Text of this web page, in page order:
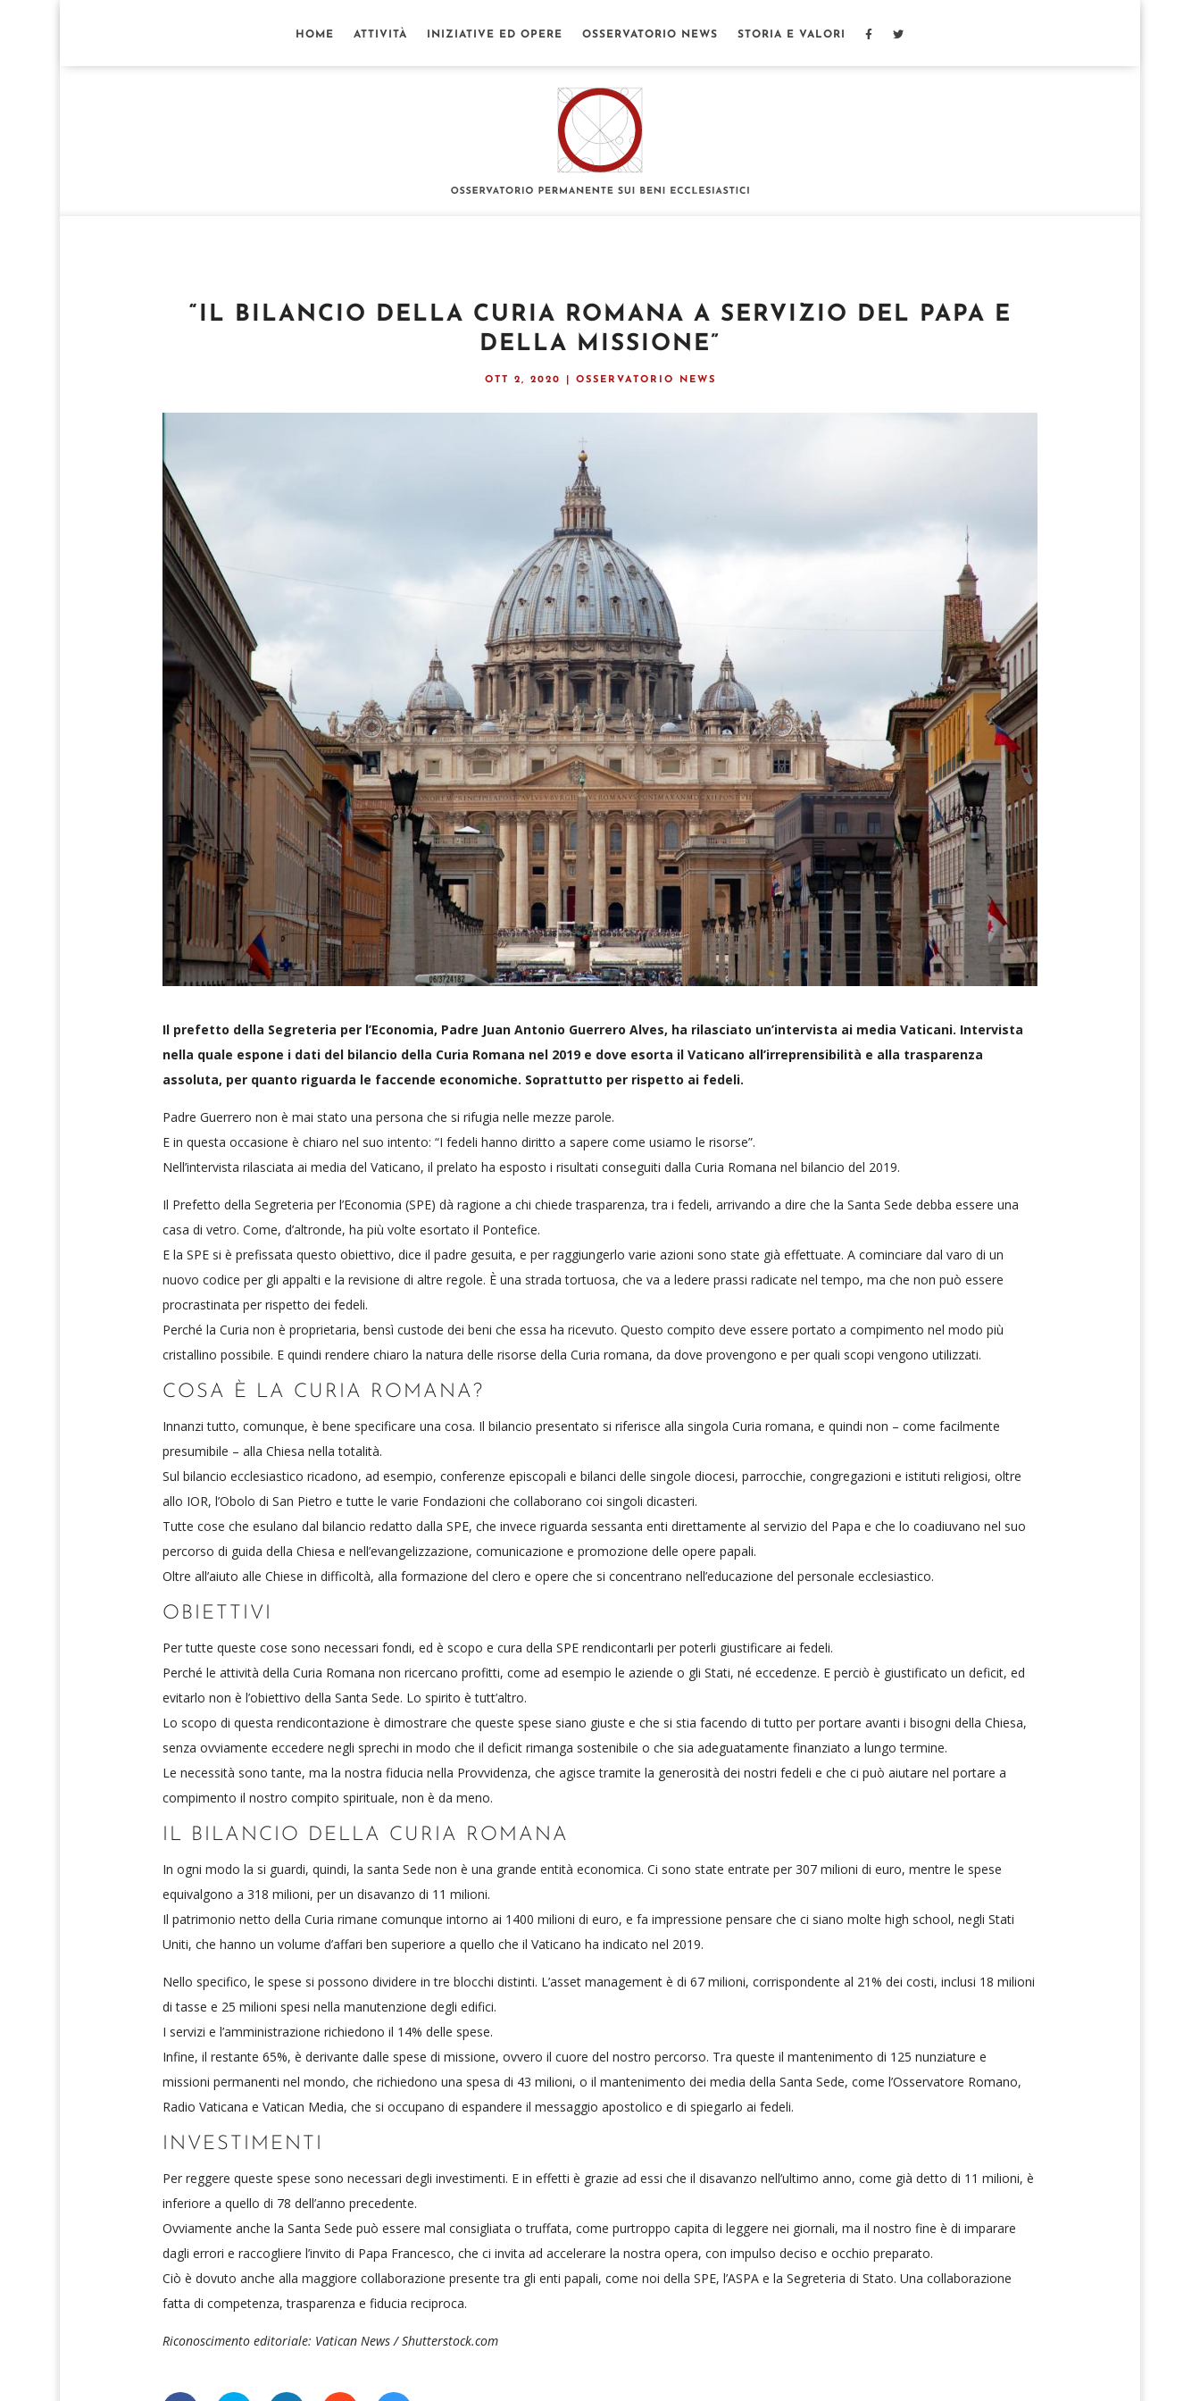
HOME ATTIVITÀ INIZIATIVE ED OPERE OSSERVATORIO NEWS STORIA E VALORI
“IL BILANCIO DELLA CURIA ROMANA A SERVIZIO DEL PAPA E
DELLA MISSIONE”
OTT 2, 2020 OSSERVATORIO NEWS
Il prefetto della Segreteria per l’Economia, Padre Juan Antonio Guerrero Alves, ha rilasciato un’intervista ai media Vaticani. Intervista
nella quale espone i dati del bilancio della Curia Romana nel 2019 e dove esorta il Vaticano all’irreprensibilità e alla trasparenza
assoluta, per quanto riguarda le faccende economiche. Soprattutto per rispetto ai fedeli.
Padre Guerrero non è mai stato una persona che si rifugia nelle mezze parole.
E in questa occasione è chiaro nel suo intento: “I fedeli hanno diritto a sapere come usiamo le risorse”.
Nell’intervista rilasciata ai media del Vaticano, il prelato ha esposto i risultati conseguiti dalla Curia Romana nel bilancio del 2019.
Il Prefetto della Segreteria per l’Economia (SPE) dà ragione a chi chiede trasparenza, tra i fedeli, arrivando a dire che la Santa Sede debba essere una
casa di vetro. Come, d’altronde, ha più volte esortato il Pontefice.
E la SPE si è prefissata questo obiettivo, dice il padre gesuita, e per raggiungerlo varie azioni sono state già effettuate. A cominciare dal varo di un
nuovo codice per gli appalti e la revisione di altre regole. È una strada tortuosa, che va a ledere prassi radicate nel tempo, ma che non può essere
procrastinata per rispetto dei fedeli.
Perché la Curia non è proprietaria, bensì custode dei beni che essa ha ricevuto. Questo compito deve essere portato a compimento nel modo più
cristallino possibile. E quindi rendere chiaro la natura delle risorse della Curia romana, da dove provengono e per quali scopi vengono utilizzati.
COSA È LA CURIA ROMANA?
Innanzi tutto, comunque, è bene specificare una cosa. Il bilancio presentato si riferisce alla singola Curia romana, e quindi non – come facilmente
presumibile – alla Chiesa nella totalità.
Sul bilancio ecclesiastico ricadono, ad esempio, conferenze episcopali e bilanci delle singole diocesi, parrocchie, congregazioni e istituti religiosi, oltre
allo IOR, l’Obolo di San Pietro e tutte le varie Fondazioni che collaborano coi singoli dicasteri.
Tutte cose che esulano dal bilancio redatto dalla SPE, che invece riguarda sessanta enti direttamente al servizio del Papa e che lo coadiuvano nel suo
percorso di guida della Chiesa e nell’evangelizzazione, comunicazione e promozione delle opere papali.
Oltre all’aiuto alle Chiese in difficoltà, alla formazione del clero e opere che si concentrano nell’educazione del personale ecclesiastico.
OBIETTIVI
Per tutte queste cose sono necessari fondi, ed è scopo e cura della SPE rendicontarli per poterli giustificare ai fedeli.
Perché le attività della Curia Romana non ricercano profitti, come ad esempio le aziende o gli Stati, né eccedenze. E perciò è giustificato un deficit, ed
evitarlo non è l’obiettivo della Santa Sede. Lo spirito è tutt’altro.
Lo scopo di questa rendicontazione è dimostrare che queste spese siano giuste e che si stia facendo di tutto per portare avanti i bisogni della Chiesa,
senza ovviamente eccedere negli sprechi in modo che il deficit rimanga sostenibile o che sia adeguatamente finanziato a lungo termine.
Le necessità sono tante, ma la nostra fiducia nella Provvidenza, che agisce tramite la generosità dei nostri fedeli e che ci può aiutare nel portare a
compimento il nostro compito spirituale, non è da meno.
IL BILANCIO DELLA CURIA ROMANA
In ogni modo la si guardi, quindi, la santa Sede non è una grande entità economica. Ci sono state entrate per 307 milioni di euro, mentre le spese
equivalgono a 318 milioni, per un disavanzo di 11 milioni.
Il patrimonio netto della Curia rimane comunque intorno ai 1400 milioni di euro, e fa impressione pensare che ci siano molte high school, negli Stati
Uniti, che hanno un volume d’affari ben superiore a quello che il Vaticano ha indicato nel 2019.
Nello specifico, le spese si possono dividere in tre blocchi distinti. L’asset management è di 67 milioni, corrispondente al 21% dei costi, inclusi 18 milioni
di tasse e 25 milioni spesi nella manutenzione degli edifici.
I servizi e l’amministrazione richiedono il 14% delle spese.
Infine, il restante 65%, è derivante dalle spese di missione, ovvero il cuore del nostro percorso. Tra queste il mantenimento di 125 nunziature e
missioni permanenti nel mondo, che richiedono una spesa di 43 milioni, o il mantenimento dei media della Santa Sede, come l’Osservatore Romano,
Radio Vaticana e Vatican Media, che si occupano di espandere il messaggio apostolico e di spiegarlo ai fedeli.
INVESTIMENTI
Per reggere queste spese sono necessari degli investimenti. E in effetti è grazie ad essi che il disavanzo nell’ultimo anno, come già detto di 11 milioni, è
inferiore a quello di 78 dell’anno precedente.
Ovviamente anche la Santa Sede può essere mal consigliata o truffata, come purtroppo capita di leggere nei giornali, ma il nostro fine è di imparare
dagli errori e raccogliere l’invito di Papa Francesco, che ci invita ad accelerare la nostra opera, con impulso deciso e occhio preparato.
Ciò è dovuto anche alla maggiore collaborazione presente tra gli enti papali, come noi della SPE, l’ASPA e la Segreteria di Stato. Una collaborazione
fatta di competenza, trasparenza e fiducia reciproca.
Riconoscimento editoriale: Vatican News / Shutterstock.com